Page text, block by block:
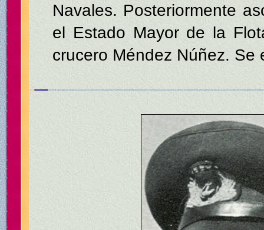
Navales. Posteriormente
el Estado Mayor de la
crucero Méndez Núñez. Se